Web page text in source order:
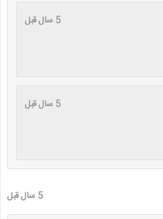
5 سال قبل
5 سال قبل
5 سال قبل